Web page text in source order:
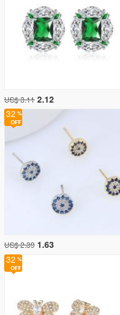
32
US$ 2.39 1.63
US$ 3.11 2.12
32